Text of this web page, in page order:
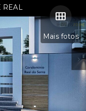
Mais fotos
REAL